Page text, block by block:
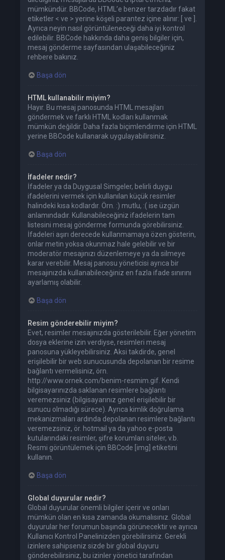
mümkündür. BBCode, HTML’e benzer tarzdadır fakat
etiketler < ve > yerine köşeli parantez içine alınır: [ ve ].
Ayrıca neyin nasıl görüntüleneceği daha iyi kontrol
edilebilir. BBCode hakkında daha geniş bilgiler için,
mesaj gönderme sayfasından ulaşabileceğiniz
rehbere bakınız.
Başa dön
HTML kullanabilir miyim?
Hayır. Bu mesaj panosunda HTML mesajları
göndermek ve farklı HTML kodları kullanmak
mümkün değildir. Daha fazla biçimlendirme için HTML
yerine BBCode kullanarak uygulayabilirsiniz.
Başa dön
İfadeler nedir?
İfadeler ya da Duygusal Simgeler, belirli duygu
ifadelerini vermek için kullanılan küçük resimler
halindeki kısa kodlardır. Örn. :) mutlu, :( ise üzgün
anlamındadır. Kullanabileceğiniz ifadelerin tam
listesini mesaj gönderme formunda görebilirsiniz.
İfadeleri aşırı derecede kullanmamaya özen gösterin,
onlar metin yoksa okunmaz hale gelebilir ve bir
moderatör mesajınızı düzenlemeye ya da silmeye
karar verebilir. Mesaj panosu yöneticisi ayrıca bir
mesajınızda kullanabileceğiniz en fazla ifade sınırını
ayarlamış olabilir.
Başa dön
Resim gönderebilir miyim?
Evet, resimler mesajınızda gösterilebilir. Eğer yönetim
dosya eklerine izin verdiyse, resimleri mesaj
panosuna yükleyebilirsiniz. Aksi takdirde, genel
erişilebilir bir web sunucusunda depolanan bir resime
bağlantı vermelisiniz, örn.
http://www.ornek.com/benim-resmim.gif. Kendi
bilgisayarınızda saklanan resimlere bağlantı
veremezsiniz (bilgisayarınız genel erişilebilir bir
sunucu olmadığı sürece). Ayrıca kimlik doğrulama
mekanizmaları ardında depolanan resimlere bağlantı
veremezsiniz, ör. hotmail ya da yahoo e-posta
kutularındaki resimler, şifre korumları siteler, v.b.
Resmi görüntülemek için BBCode [img] etiketini
kullanın.
Başa dön
Global duyurular nedir?
Global duyurular önemli bilgiler içerir ve onları
mümkün olan en kısa zamanda okumalısınız. Global
duyurular her forumun başında görünecektir ve ayrıca
Kullanıcı Kontrol Panelinizden görebilirsiniz. Gerekli
izinlere sahipseniz sizde bir global duyuru
gönderebilirsiniz, bu izinler yönetici tarafından